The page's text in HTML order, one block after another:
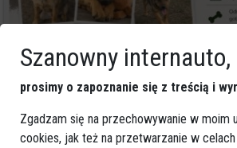
2026-05-09 09:00
Poprzednia
Szanowny internauto,
prosimy o zapoznanie się z treścią i
Zgadzam się na przechowywanie w moim
cookies, jak też na przetwarzanie w